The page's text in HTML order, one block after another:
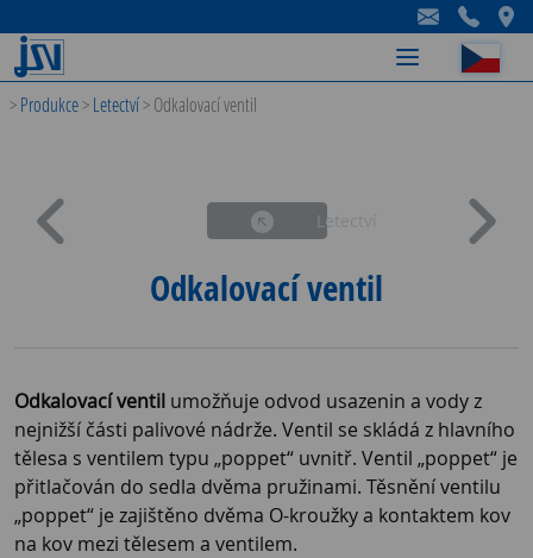
-
-
-
>Produkce>Letectví>Odkalovací ventil
Letectví
Odkalovací ventil
Odkalovací ventil umožňuje odvod usazenin a vody z
nejnižší části palivové nádrže. Ventil se skládá z hlavního
tělesa s ventilem typu „poppet“ uvnitř. Ventil „poppet“ je
přitlačován do sedla dvěma pružinami. Těsnění ventilu
„poppet“ je zajištěno dvěma O-kroužky a kontaktem kov
na kov mezi tělesem a ventilem.